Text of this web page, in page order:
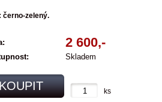
černo-zelený.
2 600,-
Skladem
ks